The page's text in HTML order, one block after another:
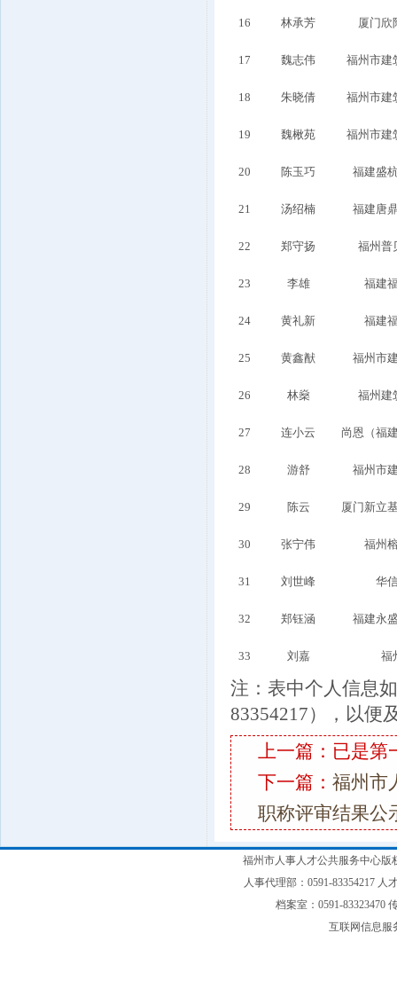
16 林承芳 厦门欣
17 魏志伟 福州市建
18 朱晓倩 福州市建
19 魏楸苑 福州市建
20 陈玉巧 福建盛
21 汤绍楠 福建唐
22 郑守扬 福州普
23 李雄 福建
24 黄礼新 福建
25 黄鑫猷 福州市
26 林燊 福州建
27 连小云 尚恩（福
28 游舒 福州市
29 陈云 厦门新立
30 张宁伟 福州
31 刘世峰 华
32 郑钰涵 福建永
33 刘嘉 福
注：表中个人信息
83354217），以便
上一篇：已是第
下一篇： 福州市
职称评审结果公
福州市人事人才公共服务中心版
人事代理部：0591-83354217 人
档案室：0591-83323470
互联网信息服